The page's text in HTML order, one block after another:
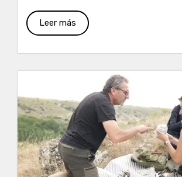
Leer más